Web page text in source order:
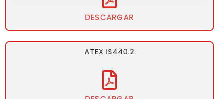
DESCARGAR
ATEX IS440.2